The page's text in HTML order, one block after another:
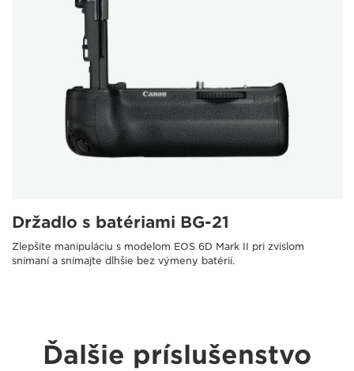
Držadlo s batériami BG-21
Zlepšite manipuláciu s modelom EOS 6D Mark II pri zvislom
snímaní a snímajte dlhšie bez výmeny batérií.
Ďalšie príslušenstvo